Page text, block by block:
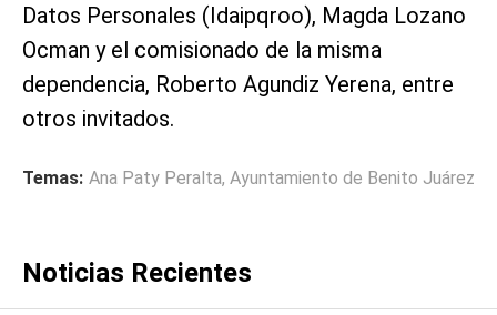
Datos Personales (Idaipqroo), Magda Lozano
Ocman y el comisionado de la misma
dependencia, Roberto Agundiz Yerena, entre
otros invitados.
Temas: Ana Paty Peralta, Ayuntamiento de Benito Juárez
Noticias Recientes